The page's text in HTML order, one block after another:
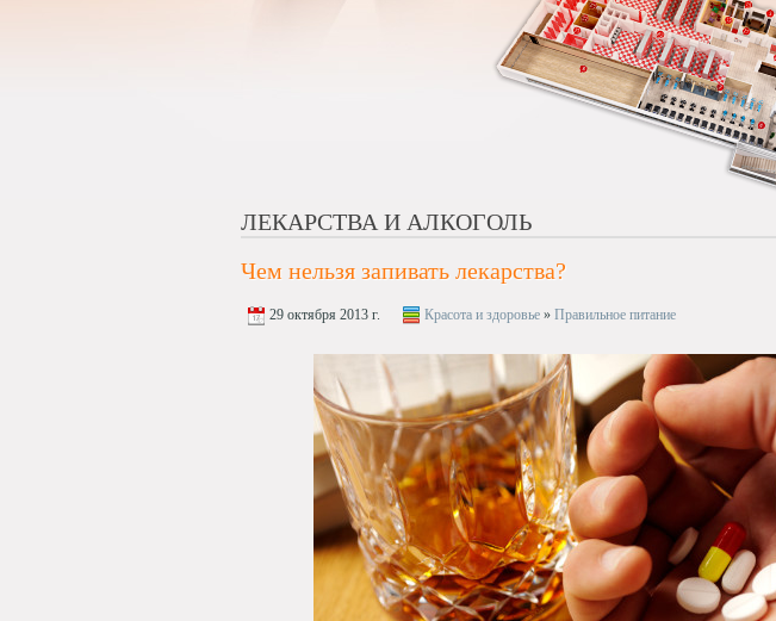
ЛЕКАРСТВА И АЛКОГОЛЬ
Чем нельзя запивать лекарства?
29 октября 2013 г. Красота и здоровье » Правильное питание